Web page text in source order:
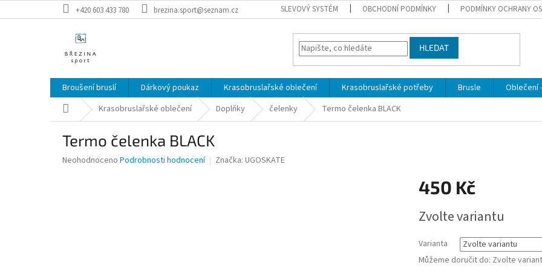
na
+420 603 433 780 brezina.sport@seznam.cz SLEVOVÝ SYSTÉM OBCHODNÍ PODMÍNKY PODMÍNKY OCHRANY
HLEDAT
Broušení bruslí Dárkový poukaz Krasobruslařské oblečení Krasobruslařské potřeby Brusle Oblečení
Domů Krasobruslařské oblečení Doplňky čelenky Termo čelenka BLACK
Termo čelenka BLACK
Průměrné
Neohodnoceno Podrobnosti hodnocení Značka: UGOSKATE
450 Kč
cena:
Zvolte variantu
Varianta
Můžeme doručit do: Zvolte